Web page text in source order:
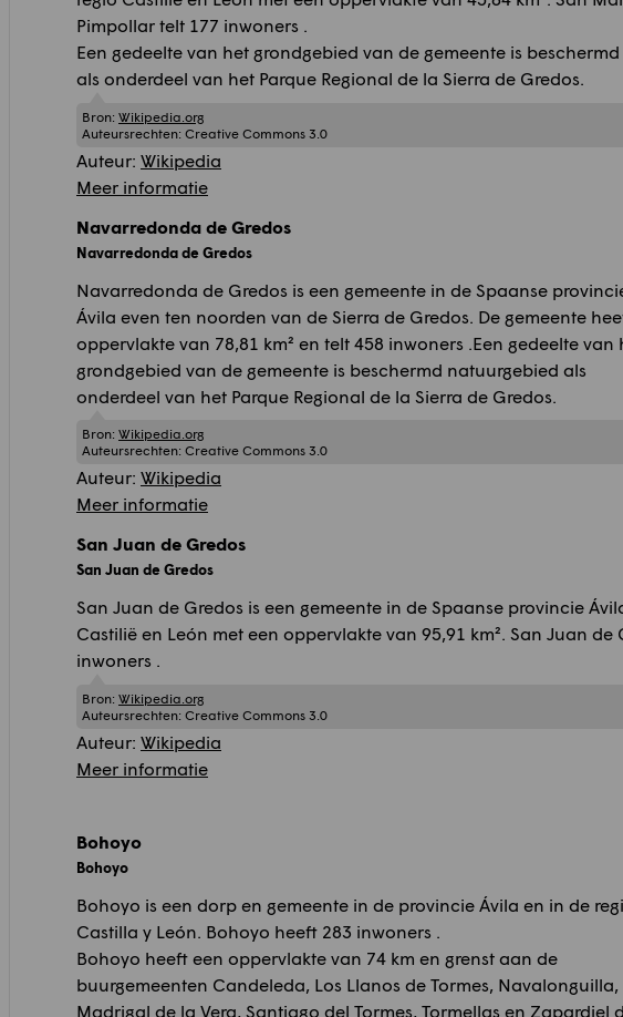
Pimpollar telt 177 inwoners .
Een gedeelte van het grondgebied van de gemeente is
als onderdeel van het Parque Regional de la Sierra de Gredos.
Bron: Wikipedia.org
Auteursrechten: Creative Commons 3.0
Auteur: Wikipedia
Meer informatie
Navarredonda de Gredos
Navarredonda de Gredos
Navarredonda de Gredos is een gemeente in de Spaanse
Ávila even ten noorden van de Sierra de Gredos. De gemeente
oppervlakte van 78,81 km² en telt 458 inwoners .Een gedeelte van
grondgebied van de gemeente is beschermd natuurgebied als
onderdeel van het Parque Regional de la Sierra de Gredos.
Bron: Wikipedia.org
Auteursrechten: Creative Commons 3.0
Auteur: Wikipedia
Meer informatie
San Juan de Gredos
San Juan de Gredos
San Juan de Gredos is een gemeente in de Spaanse provincie
Castilië en León met een oppervlakte van 95,91 km². San Juan de
inwoners .
Bron: Wikipedia.org
Auteursrechten: Creative Commons 3.0
Auteur: Wikipedia
Meer informatie
Bohoyo
Bohoyo
Bohoyo is een dorp en gemeente in de provincie Ávila en in de
Castilla y León. Bohoyo heeft 283 inwoners .
Bohoyo heeft een oppervlakte van 74 km en grenst aan de
buurgemeenten Candeleda, Los Llanos de Tormes, Navalonguilla,
Madrigal de la Vera, Santiago del Tormes, Tormellas en Zapardiel